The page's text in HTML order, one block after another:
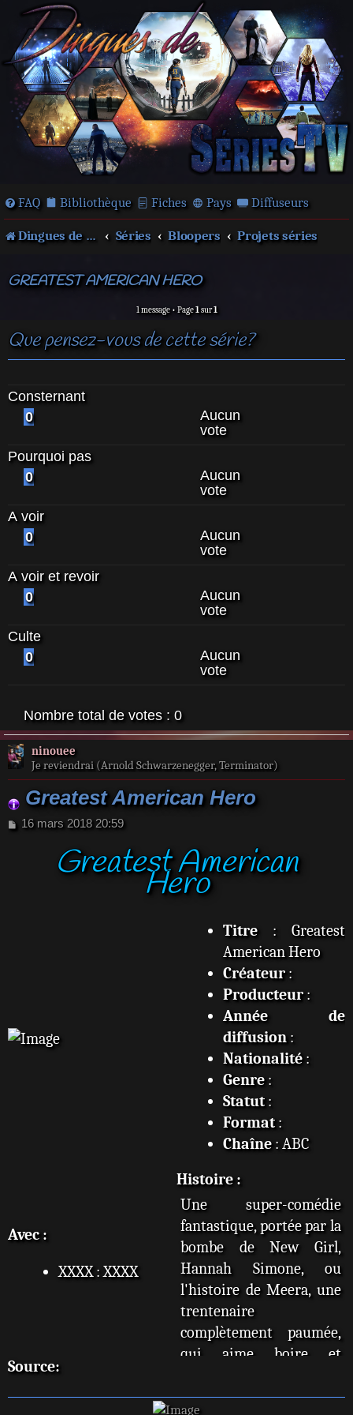
FAQ Bibliothèque Fiches Pays Diffuseurs
Dingues de séries télé ! Séries Bloopers Projets séries
GREATEST AMERICAN HERO
1 message • Page1sur1
Que pensez-vous de cette série?
Consternant
0
Aucun
vote
Pourquoi pas
0
Aucun
vote
A voir
0
Aucun
vote
A voir et revoir
0
Aucun
vote
Culte
0
Aucun
vote
Nombre total de votes : 0
ninouee
Je reviendrai (Arnold Schwarzenegger, Terminator)
Greatest American Hero
M16 mars 2018 20:59
Greatest American
Hero
Titre: Greatest
American Hero
Créateur:
Producteur:
Année de
diffusion:
Nationalité:
Genre:
Statut:
Format:
Chaîne: ABC
Avec :
XXXX : XXXX
Histoire :
Une super-comédie
fantastique, portée par la
bombe de New Girl,
Hannah Simone, ou
l'histoire de Meera, une
trentenaire
complètement paumée,
qui aime boire et
karaoké, et qui se
Source: